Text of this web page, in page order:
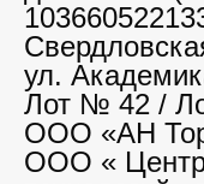
ул.
Лот № 42 /
ООО «АН
ООО « Центр